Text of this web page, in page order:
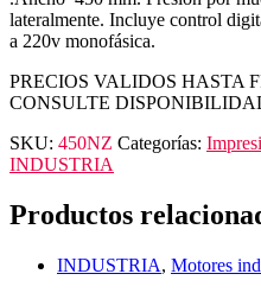
lateralmente. Incluye control
a 220v monofásica.
PRECIOS VALIDOS HASTA
CONSULTE
SKU: 450NZ Categorías:
INDUSTRIA
Productos
INDUSTRIA, Motores